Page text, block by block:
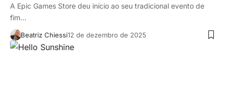
A Epic Games Store deu início ao seu tradicional evento de
fim…
Beatriz Chiessi12 de dezembro de 2025